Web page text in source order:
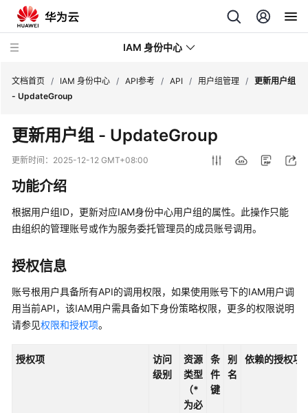
IAM 身份中心
最
新
动
品
介
速
入
门
用
文档首页 / IAM 身份中心 / API参考 / API / 用户组管理 / 更新用户组
- UpdateGroup
更新用户组 - UpdateGroup
更新时间： 2025-12-12 GMT+08:00
功能介绍
根据用户组ID，更新对应IAM身份中心用户组的属性。此操作只能
由组织的管理账号或作为服务委托管理员的成员账号调用。
授权信息
账号根用户具备所有API的调用权限，如果使用账号下的IAM用户调
用当前API，该IAM用户需具备如下身份策略权限，更多的权限说明
请参见权限和授权项。
授权项
访问
级别
资源
类型
（*
为必
条
件
键
别
名
依赖的授权项